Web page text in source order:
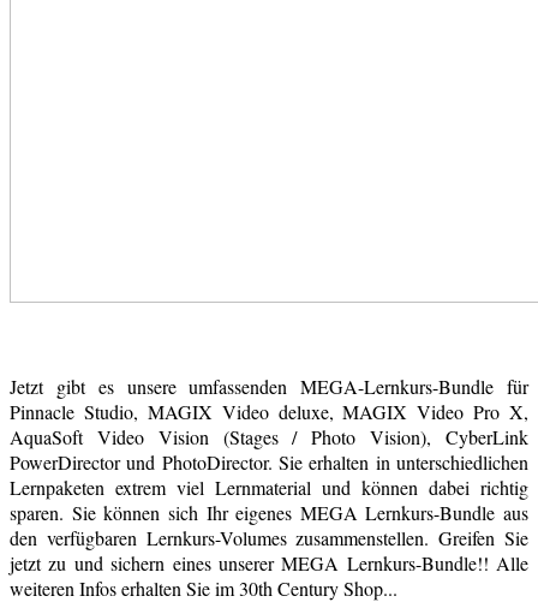
Jetzt gibt es unsere umfassenden MEGA-Lernkurs-Bundle für
Pinnacle Studio, MAGIX Video deluxe, MAGIX Video Pro X,
AquaSoft Video Vision (Stages / Photo Vision), CyberLink
PowerDirector und PhotoDirector. Sie erhalten in unterschiedlichen
Lernpaketen extrem viel Lernmaterial und können dabei richtig
sparen. Sie können sich Ihr eigenes MEGA Lernkurs-Bundle aus
den verfügbaren Lernkurs-Volumes zusammenstellen. Greifen Sie
jetzt zu und sichern eines unserer MEGA Lernkurs-Bundle!! Alle
weiteren Infos erhalten Sie im 30th Century Shop...